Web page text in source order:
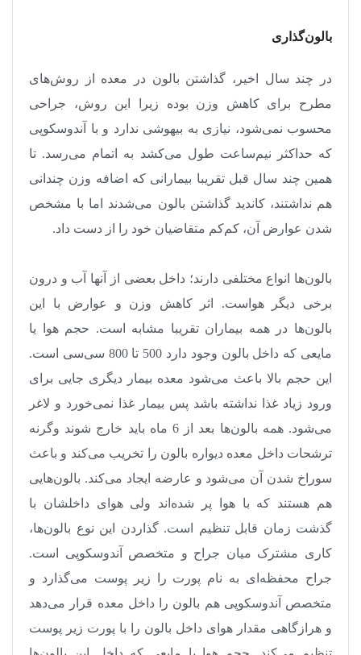
بالون‌گذاری
در چند سال اخیر، گذاشتن بالون در معده از روش‌های
مطرح برای کاهش وزن بوده زیرا این روش، جراحی
محسوب نمی‌شود، نیازی به بیهوشی ندارد و با آندوسکوپی
که حداکثر نیم‌ساعت طول می‌کشد به اتمام می‌رسد. تا
همین چند سال قبل تقریبا بیمارانی که اضافه وزن چندانی
هم نداشتند، کاندید گذاشتن بالون می‌شدند اما با مشخص
شدن عوارض آن، کم‌کم متقاضیان خود را از دست داد.
بالون‌ها انواع مختلفی دارند؛ داخل بعضی از آنها آب و درون
برخی دیگر هواست. اثر کاهش وزن و عوارض با این
بالون‌ها در همه بیماران تقریبا مشابه است. حجم هوا یا
مایعی که داخل بالون وجود دارد 500 تا 800 سی‌سی است.
این حجم بالا باعث می‌شود معده بیمار دیگری جایی برای
ورود زیاد غذا نداشته باشد پس بیمار غذا نمی‌خورد و لاغر
می‌شود. همه بالون‌ها بعد از 6 ماه باید خارج شوند وگرنه
ترشحات داخل معده دیواره بالون را تخریب می‌کند و باعث
سوراخ شدن آن می‌شود و عارضه ایجاد می‌کند. بالون‌هایی
هم هستند که با هوا پر شده‌اند ولی هوای داخلشان با
گذشت زمان قابل تنظیم است. گذاردن این نوع بالون‌ها،
کاری مشترک میان جراح و متخصص آندوسکوپی است.
جراح محفظه‌ای به نام پورت را زیر پوست می‌گذارد و
متخصص آندوسکوپی هم بالون را داخل معده قرار می‌دهد
و هرازگاهی مقدار هوای داخل بالون را با پورت زیر پوست